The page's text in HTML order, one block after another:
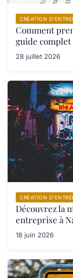
CRÉATION
Comment
guide
28 juillet 2026
CRÉATION
Découvrez la
entreprise à
18 juin 2026